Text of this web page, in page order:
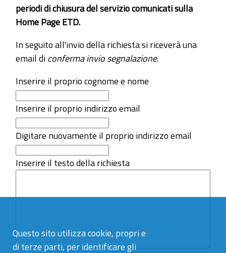
Questo sito utilizza cookie, propri e
di terze parti, per identificare gli
periodi di chiusura del servizio comunicati sulla
Home Page ETD.
In seguito all'invio della richiesta si riceverà una
email diconferma invio segnalazione.
Inserire il proprio cognome e nome
Inserire il proprio indirizzo email
Digitare nuovamente il proprio indirizzo email
Inserire il testo della richiesta